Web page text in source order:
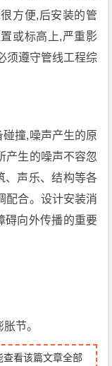
方便,后安装的管
或标高上,严重影
须遵守管线工程综
撞,噪声产生的原
产生的噪声不容忽
、声乐、结构等各
配合。设计安装消
碍向外传播的重要
节。
查看该篇文章全部